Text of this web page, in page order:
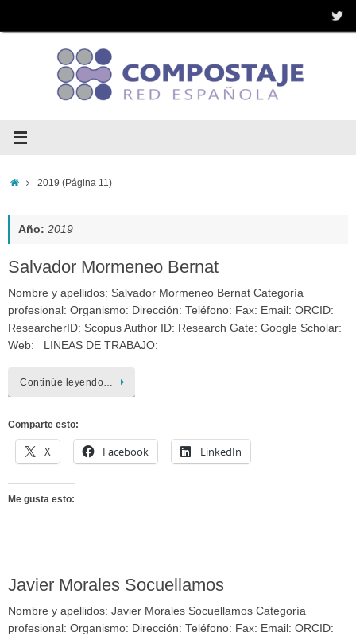
Inicio2019 (Página 11)
Año: 2019
Salvador Mormeneo Bernat
Nombre y apellidos: Salvador Mormeneo Bernat Categoría
profesional: Organismo: Dirección: Teléfono: Fax: Email: ORCID:
ResearcherID: Scopus Author ID: Research Gate: Google Scholar:
Web: LINEAS DE TRABAJO:
Continúe leyendo…
Comparte esto:
X Facebook LinkedIn
Me gusta esto:
Javier Morales Socuellamos
Nombre y apellidos: Javier Morales Socuellamos Categoría
profesional: Organismo: Dirección: Teléfono: Fax: Email: ORCID: